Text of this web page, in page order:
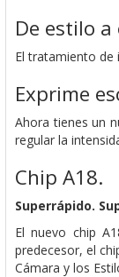
De estilo
El tratamiento de
Exprime
Ahora tienes un
regular la
Chip A18.
Superrápido.
El nuevo chip
predecesor, el
Cámara y los